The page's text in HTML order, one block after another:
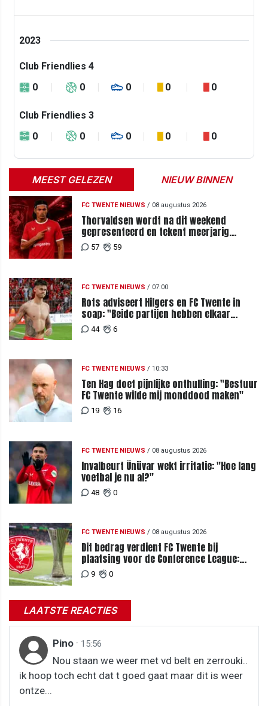
2023
Club Friendlies 4
0
0 0 0 0
Club Friendlies 3
0
0 0 0 0
MEEST GELEZEN NIEUW BINNEN
FC TWENTE NIEUWS / 08 augustus 2026
Thorvaldsen wordt na dit weekend
gepresenteerd en tekent meerjarig
contract bij FC Twente
57 59
FC TWENTE NIEUWS / 07:00
Rots adviseert Hilgers en FC Twente in
soap: "Beide partijen hebben elkaar
teleurgesteld"
44 6
FC TWENTE NIEUWS / 10:33
Ten Hag doet pijnlijke onthulling: "Bestuur
FC Twente wilde mij monddood maken"
19 16
FC TWENTE NIEUWS / 08 augustus 2026
Invalbeurt Ünüvar wekt irritatie: "Hoe lang
voetbal je nu al?"
48 0
FC TWENTE NIEUWS / 08 augustus 2026
Dit bedrag verdient FC Twente bij
plaatsing voor de Conference League:
zoveel loopt het mis bij uitschakeling
9 0
LAATSTE REACTIES
Pino · 15:56
Nou staan we weer met vd belt en zerrouki..
ik hoop toch echt dat t goed gaat maar dit is weer
ontze...